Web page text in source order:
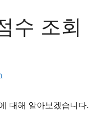
수 조회
대해 알아보겠습니다.